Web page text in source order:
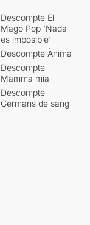
Descompte El
Mago Pop 'Nada
es imposible'
Descompte Ànima
Descompte
Mamma mia
Descompte
Germans de sang